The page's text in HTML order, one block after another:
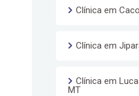
Clínica em
Clínica em
Clínica em
MT